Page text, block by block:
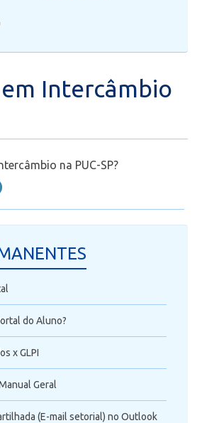
Escolar - SAE
Intercâmbio
na PUC-SP?
do Aluno?
x GLPI
Geral
(E-mail setorial) no Outlook